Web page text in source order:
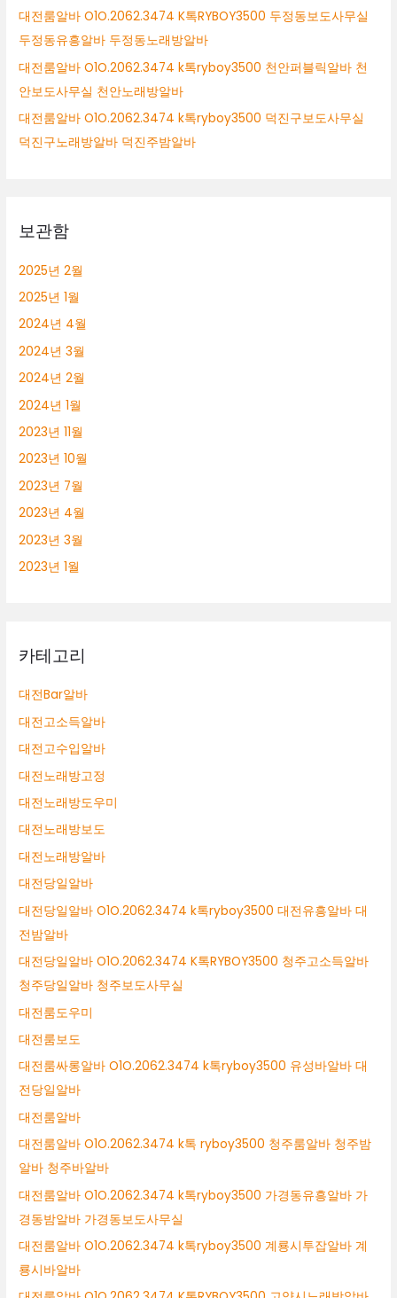
대전룸알바 O1O.2062.3474 K톡RYBOY3500 두정동보도사무실
두정동유흥알바 두정동노래방알바
대전룸알바 O1O.2062.3474 k톡ryboy3500 천안퍼블릭알바 천
안보도사무실 천안노래방알바
대전룸알바 O1O.2062.3474 k톡ryboy3500 덕진구보도사무실
덕진구노래방알바 덕진주밤알바
보관함
2025년 2월
2025년 1월
2024년 4월
2024년 3월
2024년 2월
2024년 1월
2023년 11월
2023년 10월
2023년 7월
2023년 4월
2023년 3월
2023년 1월
카테고리
대전Bar알바
대전고소득알바
대전고수입알바
대전노래방고정
대전노래방도우미
대전노래방보도
대전노래방알바
대전당일알바
대전당일알바 O1O.2062.3474 k톡ryboy3500 대전유흥알바 대
전밤알바
대전당일알바 O1O.2062.3474 K톡RYBOY3500 청주고소득알바
청주당일알바 청주보도사무실
대전룸도우미
대전룸보도
대전룸싸롱알바 O1O.2062.3474 k톡ryboy3500 유성바알바 대
전당일알바
대전룸알바
대전룸알바 O1O.2062.3474 k톡 ryboy3500 청주룸알바 청주밤
알바 청주바알바
대전룸알바 O1O.2062.3474 k톡ryboy3500 가경동유흥알바 가
경동밤알바 가경동보도사무실
대전룸알바 O1O.2062.3474 k톡ryboy3500 계룡시투잡알바 계
룡시바알바